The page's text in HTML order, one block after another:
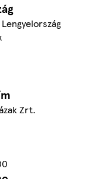
Zrt.